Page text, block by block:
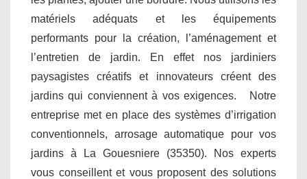
matériels adéquats et les équipements
performants pour la création, l’aménagement et
l’entretien de jardin. En effet nos jardiniers
paysagistes créatifs et innovateurs créent des
jardins qui conviennent à vos exigences. Notre
entreprise met en place des systèmes d’irrigation
conventionnels, arrosage automatique pour vos
jardins à La Gouesniere (35350). Nos experts
vous conseillent et vous proposent des solutions